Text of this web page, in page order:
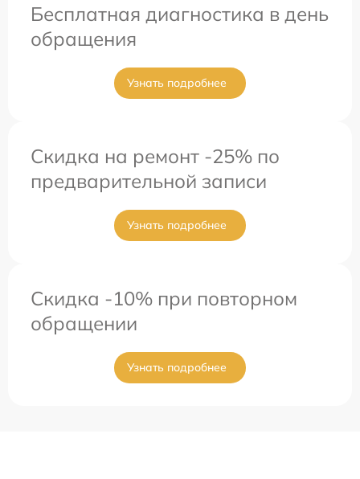
Бесплатная диагностика в день
обращения
Узнать подробнее
Скидка на ремонт -25% по
предварительной записи
Узнать подробнее
Скидка -10% при повторном
обращении
Узнать подробнее